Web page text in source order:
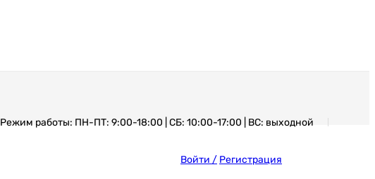
Режим работы: ПН-ПТ: 9:00-18:00 | СБ: 10:00-17:00 | ВС: выходной
Войти / Регистрация